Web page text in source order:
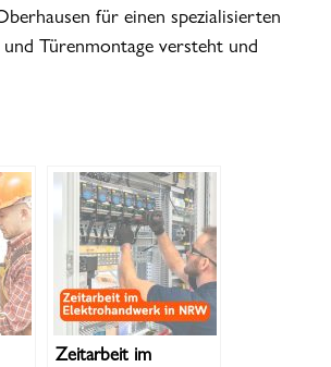
für einen spezialisierten
Türenmontage versteht und
Zeitarbeit im